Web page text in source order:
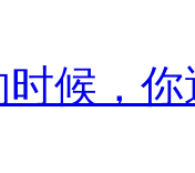
候，